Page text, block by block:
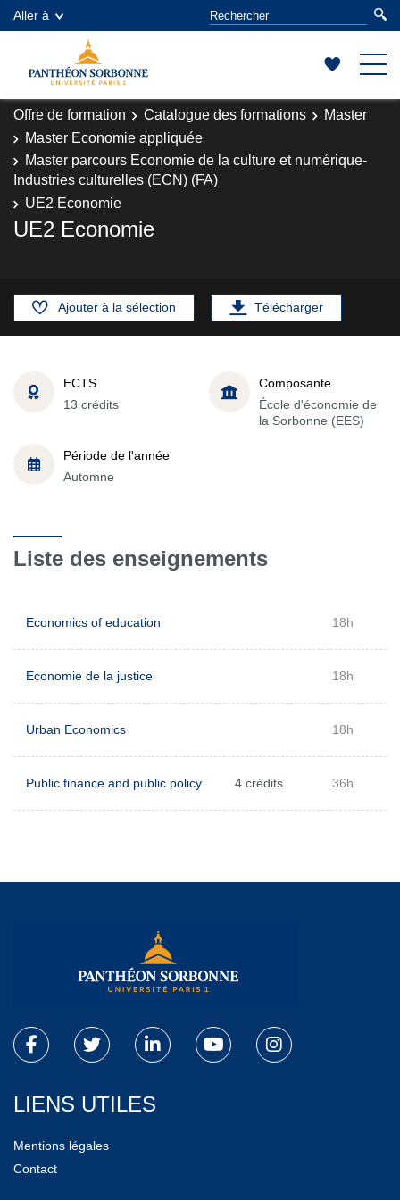
Aller à
Offre de formation Catalogue des formations
Master
Master Economie appliquée
Master parcours Economie de la culture et numérique-
Industries culturelles (ECN) (FA)
UE2 Economie
UE2 Economie
Ajouter à la sélection Télécharger
ECTS
13 crédits
Composante
École d'économie de
la Sorbonne (EES)
Période de l'année
Automne
Liste des enseignements
Economics of education 18h
Economie de la justice 18h
Urban Economics 18h
Public finance and public policy 4 crédits 36h
LIENS UTILES
Mentions légales
Contact